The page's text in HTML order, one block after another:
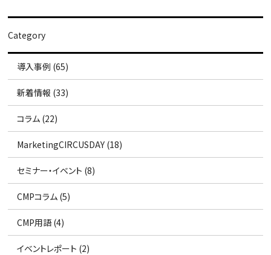
Category
導入事例 (65)
新着情報 (33)
コラム (22)
MarketingCIRCUSDAY (18)
セミナー・イベント (8)
CMPコラム (5)
CMP用語 (4)
イベントレポート (2)